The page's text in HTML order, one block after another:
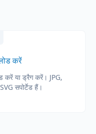
करें
करें या ड्रैग करें। JPG,
सपोर्टेड हैं।